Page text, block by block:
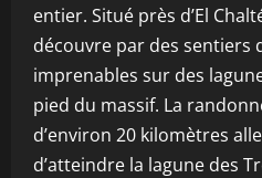
entier. Situé près d’El
découvre par des sentiers
imprenables sur des
pied du massif. La
d’environ 20 kilomètres
d’atteindre la lagune des